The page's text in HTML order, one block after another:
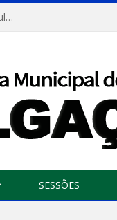
Convite: Encontro da APAIGAL: Diálogo e Fortalecimento da Agricultura Familiar
SESSÕES